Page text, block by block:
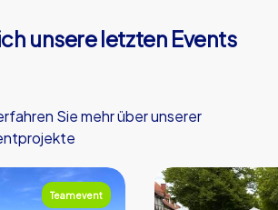
unsere letzten Events
Sie mehr über unserer
Teamevent